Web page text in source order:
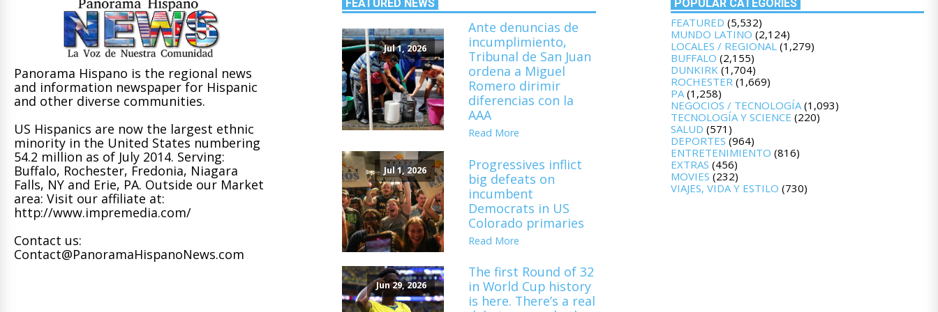
Panorama Hispano is the regional news
and information newspaper for Hispanic
and other diverse communities.
US Hispanics are now the largest ethnic
minority in the United States numbering
54.2 million as of July 2014. Serving:
Buffalo, Rochester, Fredonia, Niagara
Falls, NY and Erie, PA. Outside our Market
area: Visit our affiliate at:
http://www.impremedia.com/
Contact us:
Contact@PanoramaHispanoNews.com
FEATURED NEWS
Jul 1, 2026
Ante denuncias de
incumplimiento,
Tribunal de San Juan
ordena a Miguel
Romero dirimir
diferencias con la
AAA
Read More
Jul 1, 2026
Progressives inflict
big defeats on
incumbent
Democrats in US
Colorado primaries
Read More
Jun 29, 2026
The first Round of 32
in World Cup history
is here. There’s a real
POPULAR CATEGORIES
FEATURED (5,532)
MUNDO LATINO (2,124)
LOCALES / REGIONAL(1,279)
BUFFALO (2,155)
DUNKIRK(1,704)
ROCHESTER(1,669)
PA(1,258)
NEGOCIOS / TECNOLOGÍA(1,093)
TECNOLOGÍA Y SCIENCE (220)
SALUD (571)
DEPORTES (964)
ENTRETENIMIENTO (816)
EXTRAS (456)
MOVIES (232)
VIAJES, VIDA Y ESTILO (730)